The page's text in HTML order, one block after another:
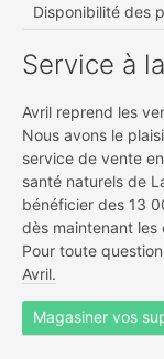
Disponibilité des
Service à
Avril reprend les
Nous avons le
service de vente
santé naturels de
bénéficier des 13
dès maintenant les
Pour toute
Avril.
Magasiner vos